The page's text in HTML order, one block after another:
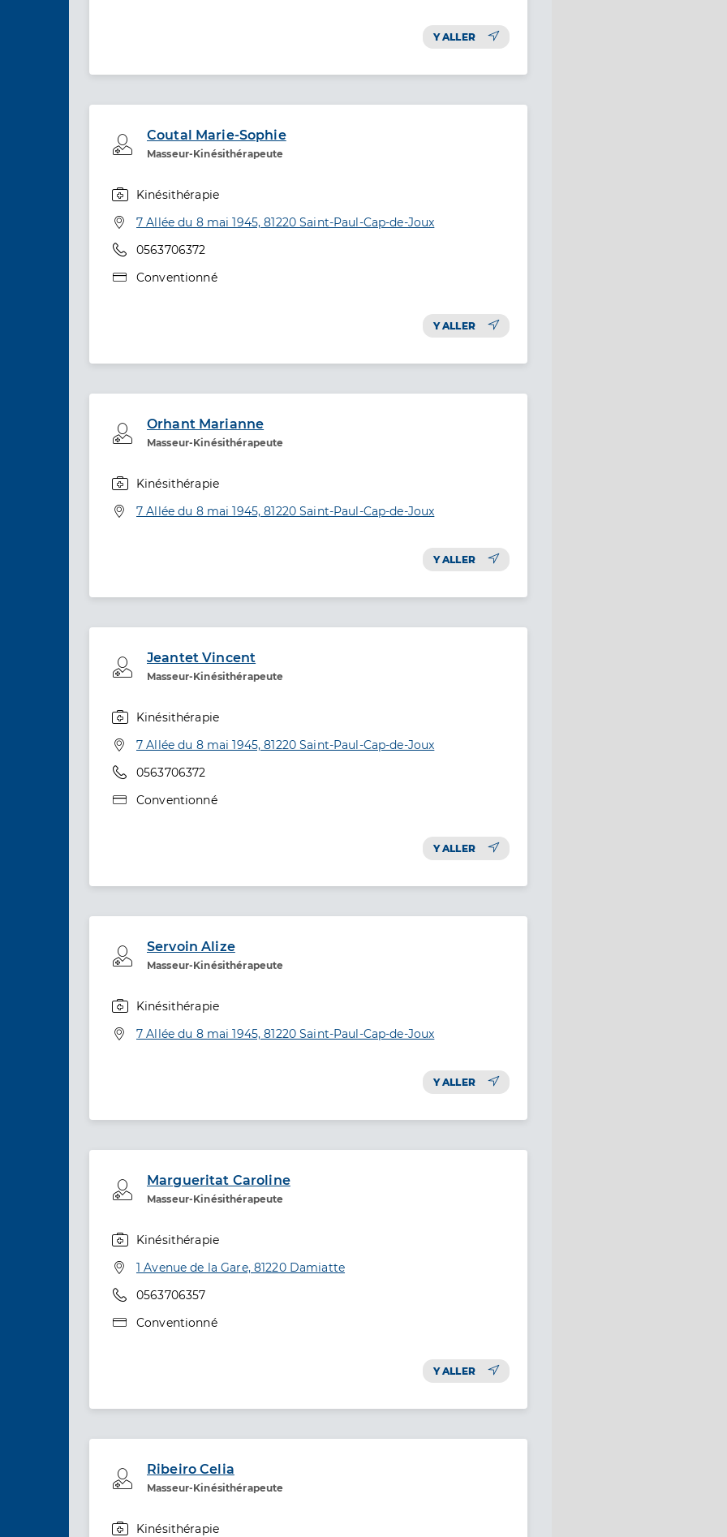
Y ALLER
Coutal Marie-Sophie
Masseur-Kinésithérapeute
Professionel de santé
Kinésithérapie
Adresse
7 Allée du 8 mai 1945, 81220 Saint-Paul-Cap-de-Joux
Téléphone
0563706372
Type de convention
Conventionné
Y ALLER
Orhant Marianne
Masseur-Kinésithérapeute
Professionel de santé
Kinésithérapie
Adresse
7 Allée du 8 mai 1945, 81220 Saint-Paul-Cap-de-Joux
Y ALLER
Jeantet Vincent
Masseur-Kinésithérapeute
Professionel de santé
Kinésithérapie
Adresse
7 Allée du 8 mai 1945, 81220 Saint-Paul-Cap-de-Joux
Téléphone
0563706372
Type de convention
Conventionné
Y ALLER
Servoin Alize
Masseur-Kinésithérapeute
Professionel de santé
Kinésithérapie
Adresse
7 Allée du 8 mai 1945, 81220 Saint-Paul-Cap-de-Joux
Y ALLER
Margueritat Caroline
Masseur-Kinésithérapeute
Professionel de santé
Kinésithérapie
Adresse
1 Avenue de la Gare, 81220 Damiatte
Téléphone
0563706357
Type de convention
Conventionné
Y ALLER
Ribeiro Celia
Masseur-Kinésithérapeute
Professionel de santé
Kinésithérapie